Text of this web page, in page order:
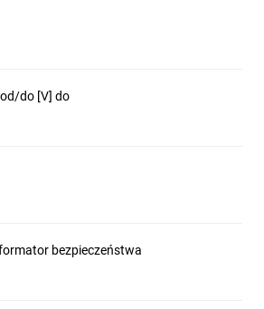
do [V] do
bezpieczeństwa